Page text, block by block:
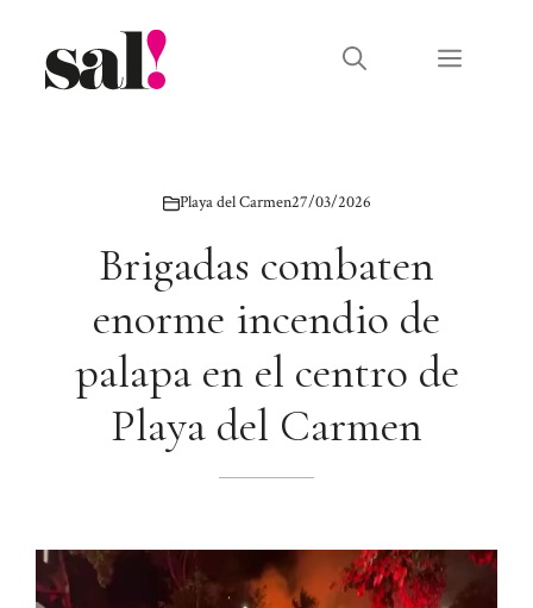
contenido
Menú
Playa del Carmen27/03/2026
Brigadas combaten
enorme incendio de
palapa en el centro de
Playa del Carmen